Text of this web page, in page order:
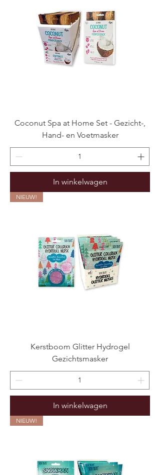
Coconut Spa at Home Set - Gezicht-,
Hand- en Voetmasker
In winkelwagen
NIEUW!
Kerstboom Glitter Hydrogel
Gezichtsmasker
In winkelwagen
NIEUW!